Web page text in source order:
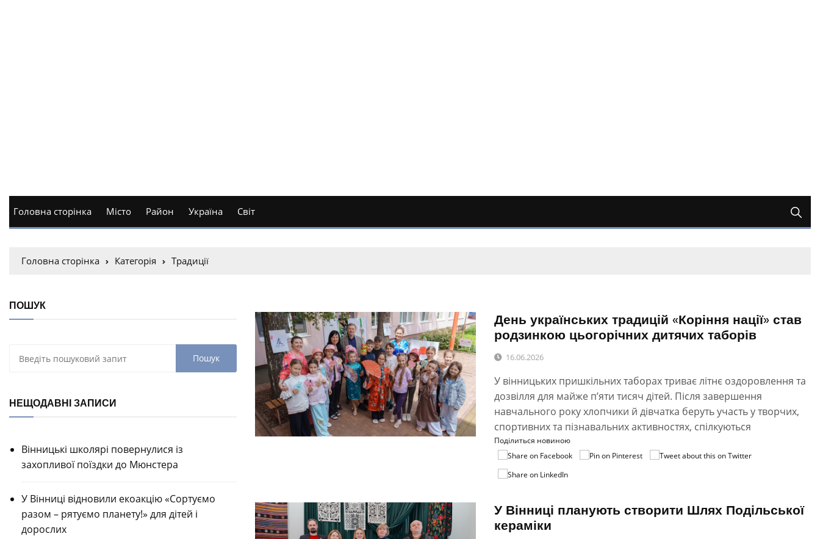
Головна сторінка Місто Район Україна Світ
Головна сторінка Категорія Традиції
ПОШУК
НЕЩОДАВНІ ЗАПИСИ
Вінницькі школярі повернулися із
захопливої поїздки до Мюнстера
У Вінниці відновили екоакцію «Сортуємо
разом – рятуємо планету!» для дітей і
дорослих
День українських традицій «Коріння нації» став
родзинкою цьогорічних дитячих таборів
16.06.2026
У вінницьких пришкільних таборах триває літнє оздоровлення та
дозвілля для майже п’яти тисяч дітей. Після завершення
навчального року хлопчики й дівчатка беруть участь у творчих,
спортивних та пізнавальних активностях, спілкуються
Поділиться новиною
У Вінниці планують створити Шлях Подільської
кераміки